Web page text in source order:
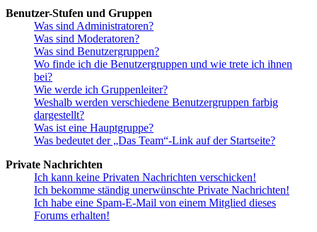
Benutzer-Stufen und Gruppen
Was sind Administratoren?
Was sind Moderatoren?
Was sind Benutzergruppen?
Wo finde ich die Benutzergruppen und wie trete ich ihnen
bei?
Wie werde ich Gruppenleiter?
Weshalb werden verschiedene Benutzergruppen farbig
dargestellt?
Was ist eine Hauptgruppe?
Was bedeutet der „Das Team“-Link auf der Startseite?
Private Nachrichten
Ich kann keine Privaten Nachrichten verschicken!
Ich bekomme ständig unerwünschte Private Nachrichten!
Ich habe eine Spam-E-Mail von einem Mitglied dieses
Forums erhalten!